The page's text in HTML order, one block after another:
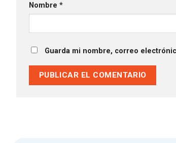
Nombre *
Guarda mi nombre, correo